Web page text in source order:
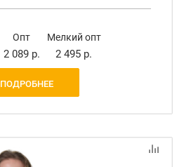
Опт
2 089 р.
Мелкий опт
2 495 р.
ПОДРОБНЕЕ